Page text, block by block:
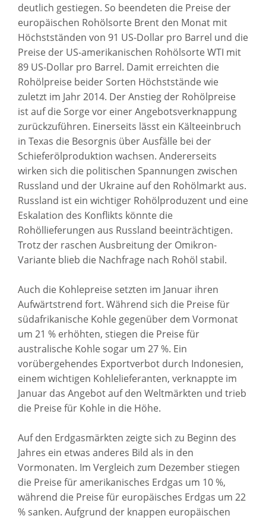
deutlich gestiegen. So beendeten die Preise der
europäischen Rohölsorte Brent den Monat mit
Höchstständen von 91 US-Dollar pro Barrel und die
Preise der US-amerikanischen Rohölsorte WTI mit
89 US-Dollar pro Barrel. Damit erreichten die
Rohölpreise beider Sorten Höchststände wie
zuletzt im Jahr 2014. Der Anstieg der Rohölpreise
ist auf die Sorge vor einer Angebotsverknappung
zurückzuführen. Einerseits lässt ein Kälteeinbruch
in Texas die Besorgnis über Ausfälle bei der
Schieferölproduktion wachsen. Andererseits
wirken sich die politischen Spannungen zwischen
Russland und der Ukraine auf den Rohölmarkt aus.
Russland ist ein wichtiger Rohölproduzent und eine
Eskalation des Konflikts könnte die
Rohöllieferungen aus Russland beeinträchtigen.
Trotz der raschen Ausbreitung der Omikron-
Variante blieb die Nachfrage nach Rohöl stabil.
Auch die Kohlepreise setzten im Januar ihren
Aufwärtstrend fort. Während sich die Preise für
südafrikanische Kohle gegenüber dem Vormonat
um 21 % erhöhten, stiegen die Preise für
australische Kohle sogar um 27 %. Ein
vorübergehendes Exportverbot durch Indonesien,
einem wichtigen Kohlelieferanten, verknappte im
Januar das Angebot auf den Weltmärkten und trieb
die Preise für Kohle in die Höhe.
Auf den Erdgasmärkten zeigte sich zu Beginn des
Jahres ein etwas anderes Bild als in den
Vormonaten. Im Vergleich zum Dezember stiegen
die Preise für amerikanisches Erdgas um 10 %,
während die Preise für europäisches Erdgas um 22
% sanken. Aufgrund der knappen europäischen